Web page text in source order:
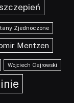
Zjednoczone
Mentzen
Wojciech Cejrowski